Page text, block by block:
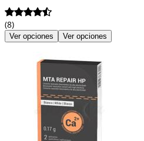
(8)
Ver opciones Ver opciones